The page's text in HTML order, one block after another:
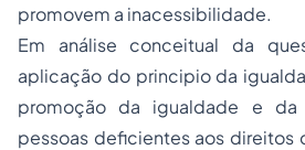
promovem a inacessibilidade.
Em análise conceitual da
aplicação do principio da
promoção da igualdade e da
pessoas deficientes aos direitos